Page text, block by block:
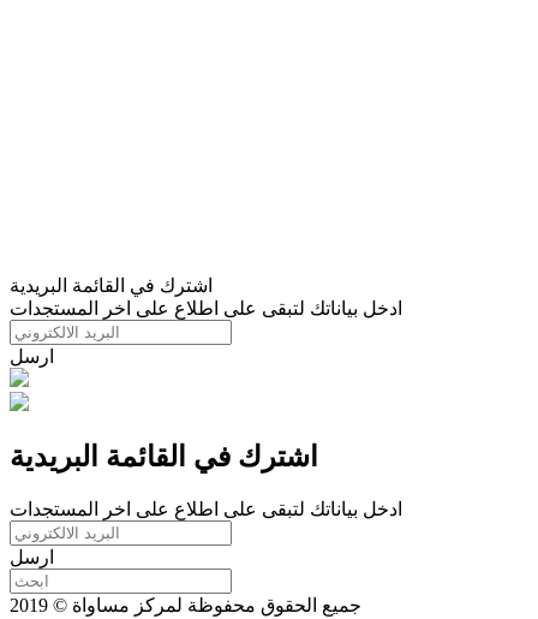
اشترك في القائمة البريدية
ادخل بياناتك لتبقى على اطلاع على اخر المستجدات
ارسل
اشترك في القائمة البريدية
ادخل بياناتك لتبقى على اطلاع على اخر المستجدات
ارسل
جميع الحقوق محفوظة لمركز مساواة © 2019